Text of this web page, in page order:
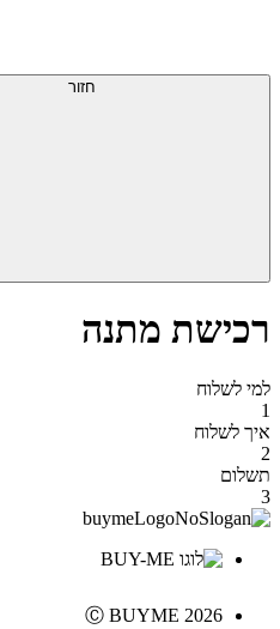
חזור
רכישת מתנה
למי לשלוח
1
איך לשלוח
2
תשלום
3
Ⓒ BUYME 2026